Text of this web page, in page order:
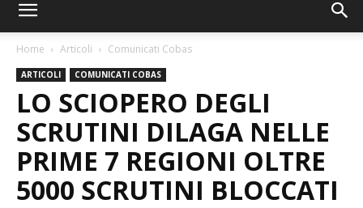
Home Articoli Comunicati Cobas
ARTICOLI COMUNICATI COBAS
LO SCIOPERO DEGLI
SCRUTINI DILAGA NELLE
PRIME 7 REGIONI OLTRE
5000 SCRUTINI BLOCCATI